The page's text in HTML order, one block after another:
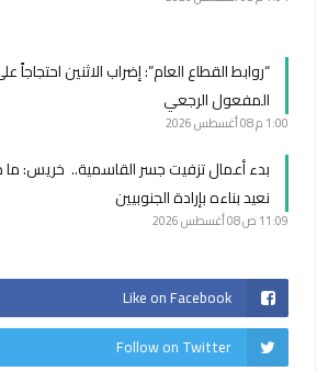
“روابط القطاع العام”: إضراب الاثنين
المفعول الرجعي
1:00 م 08 أغسطس 2026
بدء أعمال تزفيت جسر القاسمية.. خريس: ما
نعيد بناءه بإرادة الجنوبيين
11:09 ص 08 أغسطس 2026
Like on Facebook
Follow on Twitter